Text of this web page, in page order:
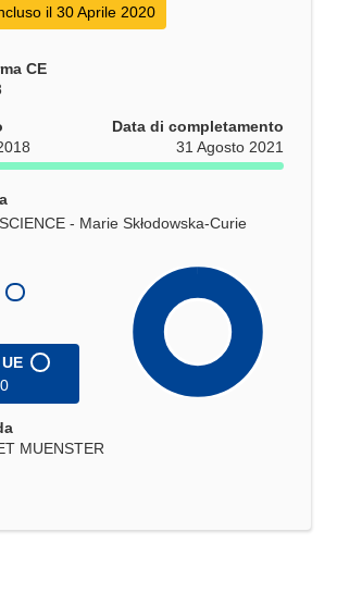
il 30 Aprile 2020
CE
Data di completamento
31 Agosto 2021
- Marie Skłodowska-Curie
MUENSTER